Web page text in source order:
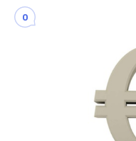
0